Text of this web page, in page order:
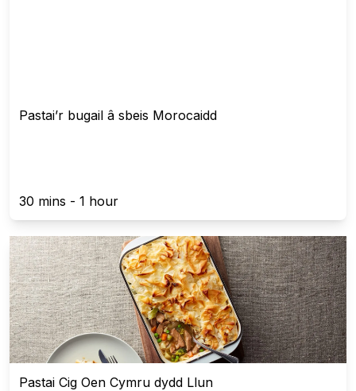
Pastai’r bugail â sbeis Morocaidd
30 mins - 1 hour
Pastai Cig Oen Cymru dydd Llun